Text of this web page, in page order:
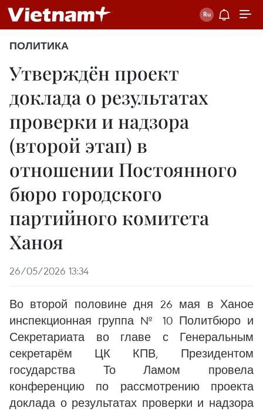
ПОЛИТИКА
Утверждён проект
доклада о результатах
проверки и надзора
(второй этап) в
отношении Постоянного
бюро городского
партийного комитета
Ханоя
26/05/2026 13:34
Во второй половине дня 26 мая в Ханое
инспекционная группа № 10 Политбюро и
Секретариата во главе с Генеральным
секретарём ЦК КПВ, Президентом
государства То Ламом провела
конференцию по рассмотрению проекта
доклада о результатах проверки и надзора